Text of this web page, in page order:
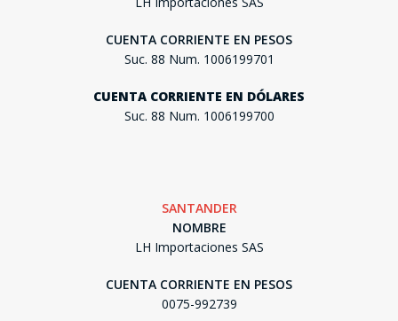
CUENTA CORRIENTE EN PESOS
Suc. 88 Num. 1006199701
CUENTA CORRIENTE EN DÓLARES
Suc. 88 Num. 1006199700
SANTANDER
NOMBRE
LH Importaciones SAS
CUENTA CORRIENTE EN PESOS
0075-992739